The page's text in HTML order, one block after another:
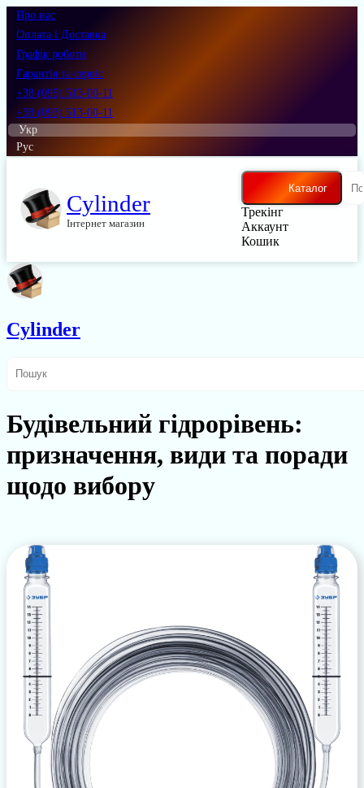
Про нас
Оплата і Доставка
Графік роботи
Гарантія та сервіс
+38 (095) 513-00-11
+38 (093) 513-00-11
Укр
Рус
Cylinder
Інтернет магазин
Каталог
Трекінг
Аккаунт
Кошик
Cylinder
Будівельний гідрорівень:
призначення, види та поради
щодо вибору